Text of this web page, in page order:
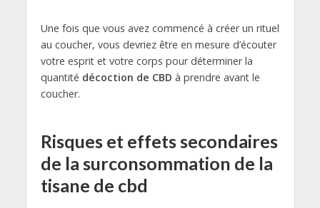
Une fois que vous avez commencé à créer un rituel
au coucher, vous devriez être en mesure d’écouter
votre esprit et votre corps pour déterminer la
quantité décoction de CBD à prendre avant le
coucher.
Risques et effets secondaires
de la surconsommation de la
tisane de cbd